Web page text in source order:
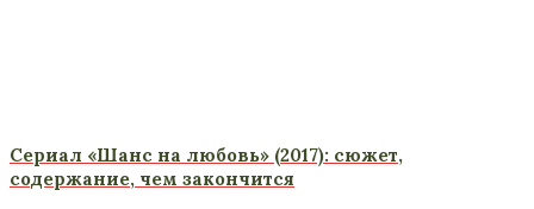
Сериал «Шанс на любовь» (2017): сюжет,
содержание, чем закончится